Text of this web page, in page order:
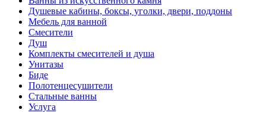
Душевые кабины, боксы, уголки, двери, поддоны
Мебель для ванной
Смесители
Душ
Комплекты смесителей и душа
Унитазы
Биде
Полотенцесушители
Стальные ванны
Услуга